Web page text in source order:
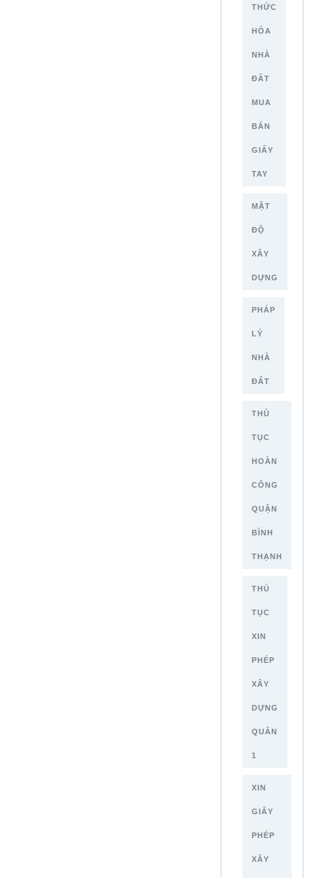
THỨC
HÓA
NHÀ
ĐẤT
MUA
BÁN
GIẤY
TAY
MẬT
ĐỘ
XÂY
DỰNG
PHÁP
LÝ
NHÀ
ĐẤT
THỦ
TỤC
HOÀN
CÔNG
QUẬN
BÌNH
THẠNH
THỦ
TỤC
XIN
PHÉP
XÂY
DỰNG
QUÂN
1
XIN
GIẤY
PHÉP
XÂY